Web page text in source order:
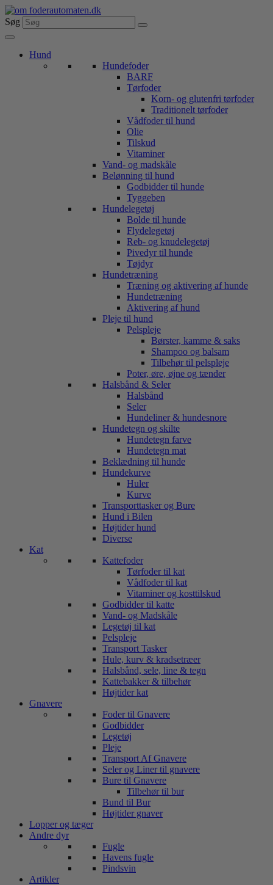
Videre
til
indhold
Søg
Hund
Hundefoder
BARF
Tørfoder
Korn- og glutenfri tørfoder
Traditionelt tørfoder
Vådfoder til hund
Olie
Tilskud
Vitaminer
Vand- og madskåle
Belønning til hund
Godbidder til hunde
Tyggeben
Hundelegetøj
Bolde til hunde
Flydelegetøj
Reb- og knudelegetøj
Pivedyr til hunde
Tøjdyr
Hundetræning
Træning og aktivering af hunde
Hundetræning
Aktivering af hund
Pleje til hund
Pelspleje
Børster, kamme & saks
Shampoo og balsam
Tilbehør til pelspleje
Poter, øre, øjne og tænder
Halsbånd & Seler
Halsbånd
Seler
Hundeliner & hundesnore
Hundetegn og skilte
Hundetegn farve
Hundetegn mat
Beklædning til hunde
Hundekurve
Huler
Kurve
Transporttasker og Bure
Hund i Bilen
Højtider hund
Diverse
Kat
Kattefoder
Tørfoder til kat
Vådfoder til kat
Vitaminer og kosttilskud
Godbidder til katte
Vand- og Madskåle
Legetøj til kat
Pelspleje
Transport Tasker
Hule, kurv & kradsetræer
Halsbånd, sele, line & tegn
Kattebakker & tilbehør
Højtider kat
Gnavere
Foder til Gnavere
Godbidder
Legetøj
Pleje
Transport Af Gnavere
Seler og Liner til gnavere
Bure til Gnavere
Tilbehør til bur
Bund til Bur
Højtider gnaver
Lopper og tæger
Andre dyr
Fugle
Havens fugle
Pindsvin
Artikler